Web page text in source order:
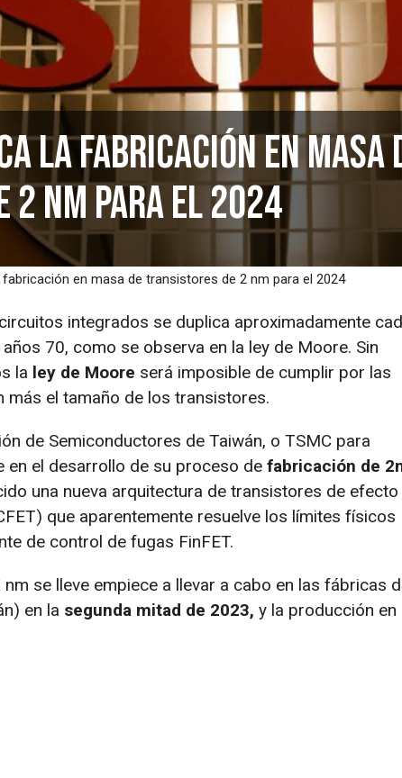
la fabricación en masa
nm para el 2024
fabricación en masa de transistores de 2 nm para el 2024
integrados se duplica aproximadamente
70, como se observa en la ley de Moore. Sin
la ley de Moore será imposible de cumplir por las
el tamaño de los transistores.
de Semiconductores de Taiwán, o TSMC para
en el desarrollo de su proceso de fabricación de
una nueva arquitectura de transistores de
que aparentemente resuelve los límites físicos
de control de fugas FinFET.
se lleve empiece a llevar a cabo en las fábricas
en la segunda mitad de 2023, y la producción en